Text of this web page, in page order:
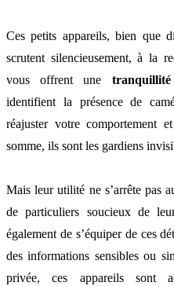
Ces petits appareils, bien que
scrutent silencieusement, à la
vous offrent une
identifient la présence de
réajuster votre comportement
somme, ils sont les gardiens
Mais leur utilité ne s’arrête pas
de particuliers soucieux de
également de s’équiper de ces
des informations sensibles ou
privée, ces appareils sont